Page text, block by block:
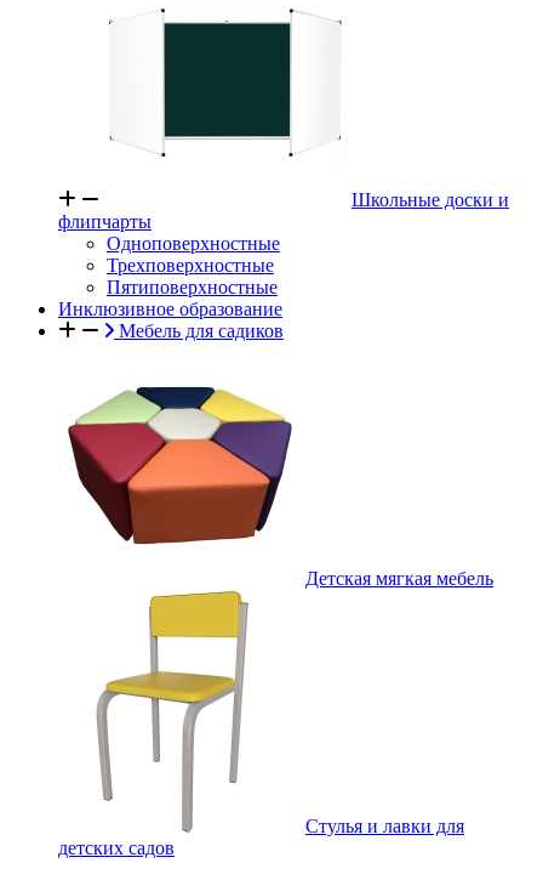
Школьные доски и
флипчарты
Одноповерхностные
Трехповерхностные
Пятиповерхностные
Инклюзивное образование
Мебель для садиков
Детская мягкая мебель
Стулья и лавки для
детских садов